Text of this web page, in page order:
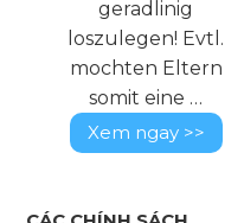
geradlinig
loszulegen! Evtl.
mochten Eltern
somit eine …
Xem ngay >>